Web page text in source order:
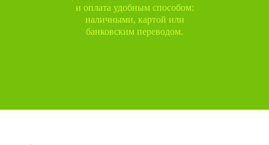
и оплата удобным способом:
наличными, картой или
банковским переводом.